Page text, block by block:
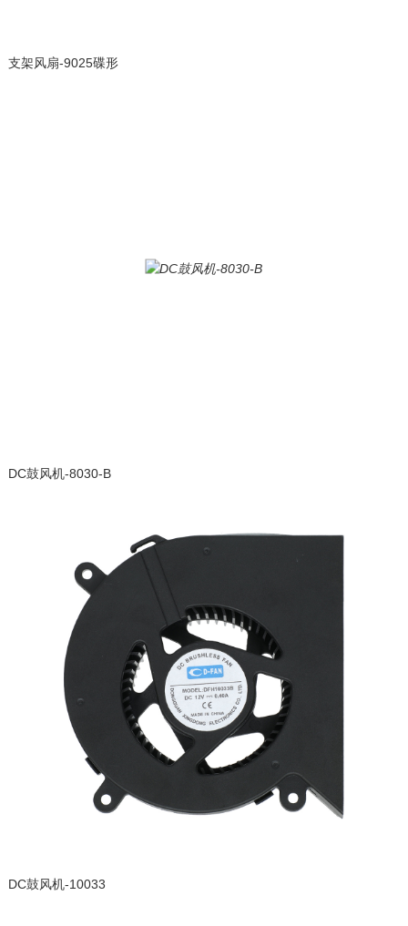
支架风扇-9025碟形
DC鼓风机-8030-B
DC鼓风机-10033